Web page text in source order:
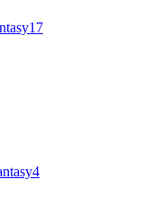
17
4